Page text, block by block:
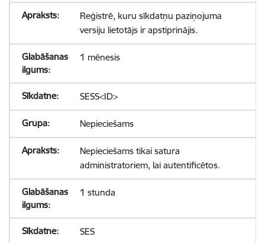
Reģistrē, kuru sīkdatņu paziņojuma
versiju lietotājs ir apstiprinājis.
1 mēnesis
SESS<ID>
Nepieciešams
Nepieciešams tikai satura
administratoriem, lai autentificētos.
1 stunda
SES